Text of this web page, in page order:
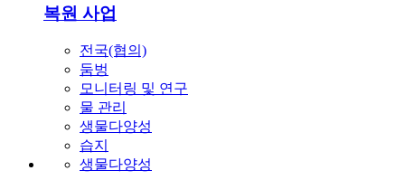
생물다양성
생물다양성
멸종위기종의 생물다양성을 보전하는 흑두루
미 연구 및 서식지 복원 사업
강원도 철원